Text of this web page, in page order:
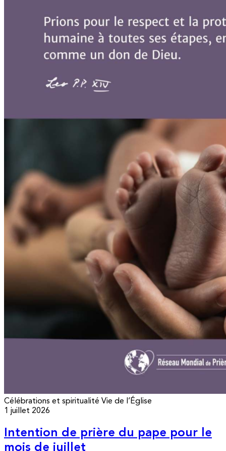
Célébrations et spiritualité Vie de l’Église
1 juillet 2026
Intention de prière du pape pour le
mois de juillet